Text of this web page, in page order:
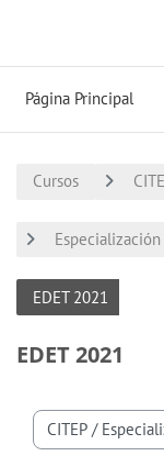
Página Principal
Cursos
EDET 2021
EDET 2021
Categorías